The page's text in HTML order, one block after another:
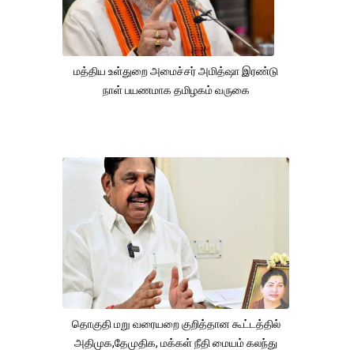
மத்திய உள்துறை அமைச்சர் அமித்ஷா இரண்டு
நாள் பயணமாக தமிழகம் வருகை
தொகுதி மறு வரையறை குறித்தான கூட்டத்தில்
அதிமுக,தேமுதிக, மக்கள் நீதி மையம் கலந்து